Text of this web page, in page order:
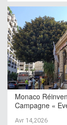
Monaco
Campagne «
Avr 14,2026